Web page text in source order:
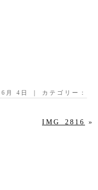
月 4日 ｜ カテゴリー：
IMG_2816 »